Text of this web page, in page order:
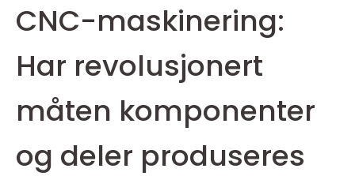
CNC-maskinering:
Har revolusjonert
måten komponenter
og deler produseres